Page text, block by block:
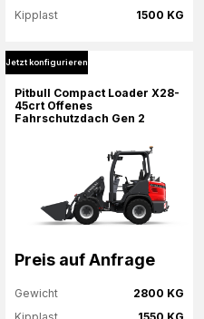
1500 KG
Kipplast
Mehr Informationen
Jetzt konfigurieren
Jetzt konfigurieren
Pitbull Compact Loader X28-
45crt Offenes
Fahrschutzdach Gen 2
Preis auf Anfrage
2800 KG
Gewicht
1550 KG
Kipplast